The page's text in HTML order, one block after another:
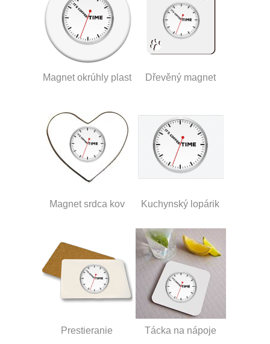
Magnet okrúhly plast Dřevěný magnet
Magnet srdca kov Kuchynský lopárik
Prestieranie Tácka na nápoje